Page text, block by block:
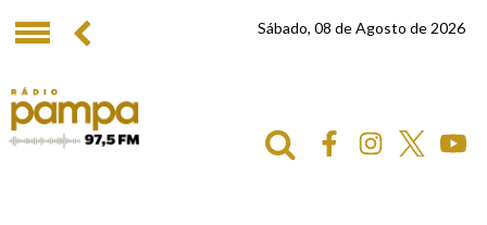
Sábado, 08 de Agosto de 2026